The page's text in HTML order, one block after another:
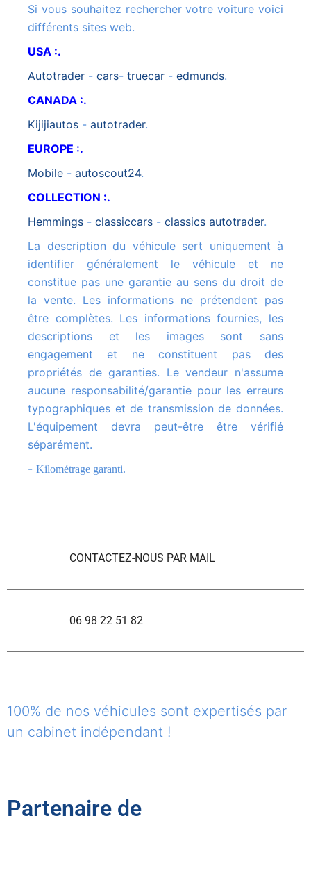
Si vous souhaitez rechercher votre voiture voici
différents sites web.
USA :.
autotrader - cars- truecar - edmunds.
CANADA :.
kijijiautos - autotrader.
EUROPE :.
mobile - autoscout24.
COLLECTION :.
hemmings - classiccars - classics autotrader.
La description du véhicule sert uniquement à
identifier généralement le véhicule et ne
constitue pas une garantie au sens du droit de
la vente. Les informations ne prétendent pas
être complètes. Les informations fournies, les
descriptions et les images sont sans
engagement et ne constituent pas des
propriétés de garanties. Le vendeur n'assume
aucune responsabilité/garantie pour les erreurs
typographiques et de transmission de données.
L'équipement devra peut-être être vérifié
séparément.
Kilométrage garanti.
CONTACTEZ-NOUS PAR MAIL
06 98 22 51 82
100% de nos véhicules sont expertisés par
un cabinet indépendant !
Partenaire de